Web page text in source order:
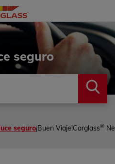
seguro
seguro¡Buen Viaje!Carglass®